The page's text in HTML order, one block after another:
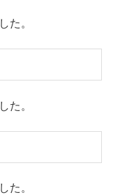
た。
た。
た。